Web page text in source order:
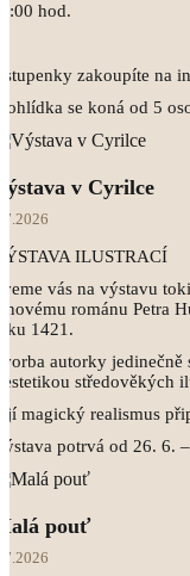
hod.
zakoupíte na
se koná od 5
v Cyrilce
ILUSTRACÍ
vás na výstavu
novému románu Petra
1421.
autorky
estetikou středověkých
magický realismus
potrvá od 26. 6.
pouť